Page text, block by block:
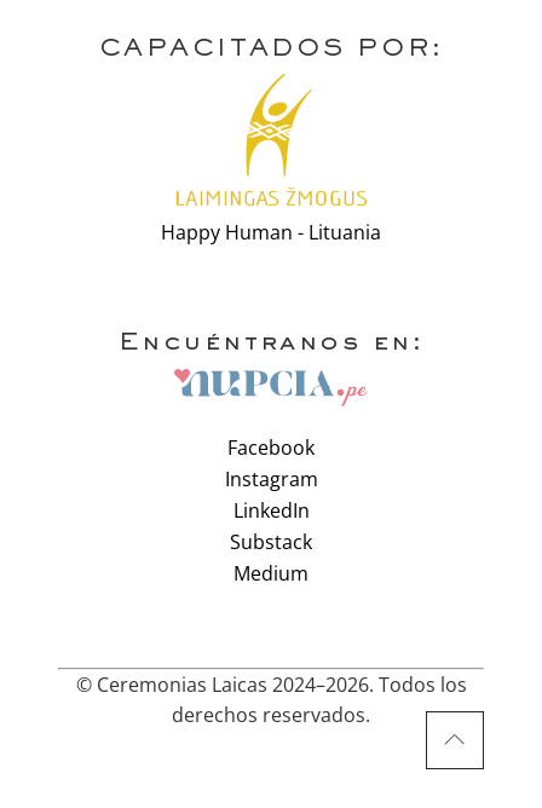
CAPACITADOS POR:
Happy Human - Lituania
Encuéntranos en:
Facebook
Instagram
LinkedIn
Substack
Medium
© Ceremonias Laicas 2024–2026. Todos los
derechos reservados.